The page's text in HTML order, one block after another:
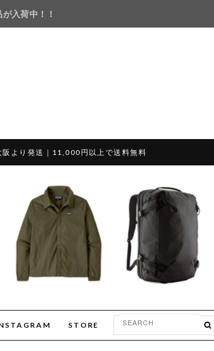
入荷中！！
より発送｜11,000円以上で送料無料
STORE